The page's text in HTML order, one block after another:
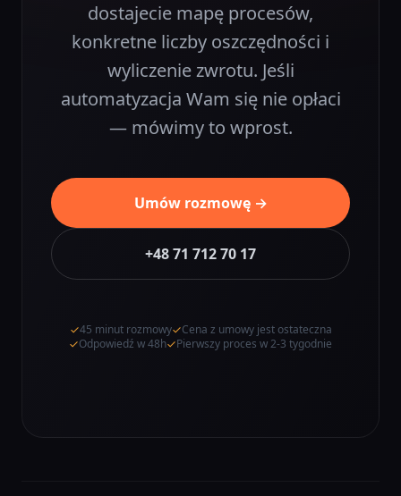
dostajecie mapę procesów,
konkretne liczby oszczędności i
wyliczenie zwrotu. Jeśli
automatyzacja Wam się nie opłaci
— mówimy to wprost.
Umów rozmowę →
+48 71 712 70 17
45 minut rozmowy
Cena z umowy jest ostateczna
Odpowiedź w 48h
Pierwszy proces w 2-3 tygodnie